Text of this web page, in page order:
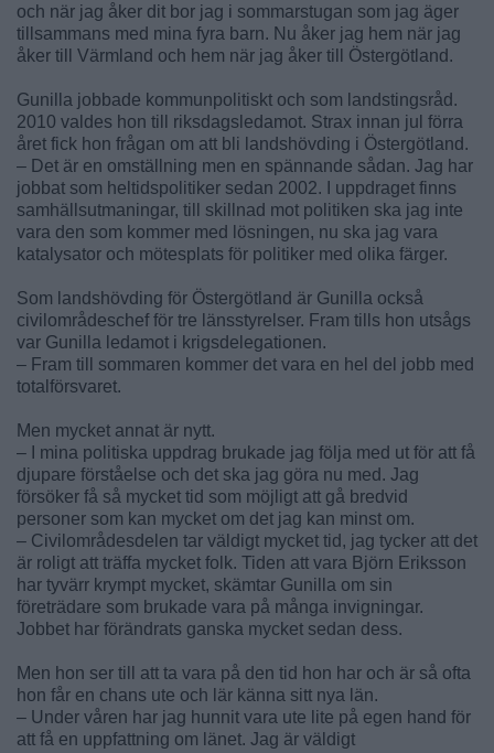
och när jag åker dit bor jag i sommarstugan som jag äger
tillsammans med mina fyra barn. Nu åker jag hem när jag
åker till Värmland och hem när jag åker till Östergötland.
Gunilla jobbade kommunpolitiskt och som landstingsråd.
2010 valdes hon till riksdagsledamot. Strax innan jul förra
året fick hon frågan om att bli landshövding i Östergötland.
– Det är en omställning men en spännande sådan. Jag har
jobbat som heltidspolitiker sedan 2002. I uppdraget finns
samhällsutmaningar, till skillnad mot politiken ska jag inte
vara den som kommer med lösningen, nu ska jag vara
katalysator och mötesplats för politiker med olika färger.
Som landshövding för Östergötland är Gunilla också
civilområdeschef för tre länsstyrelser. Fram tills hon utsågs
var Gunilla ledamot i krigsdelegationen.
– Fram till sommaren kommer det vara en hel del jobb med
totalförsvaret.
Men mycket annat är nytt.
– I mina politiska uppdrag brukade jag följa med ut för att få
djupare förståelse och det ska jag göra nu med. Jag
försöker få så mycket tid som möjligt att gå bredvid
personer som kan mycket om det jag kan minst om.
– Civilområdesdelen tar väldigt mycket tid, jag tycker att det
är roligt att träffa mycket folk. Tiden att vara Björn Eriksson
har tyvärr krympt mycket, skämtar Gunilla om sin
företrädare som brukade vara på många invigningar.
Jobbet har förändrats ganska mycket sedan dess.
Men hon ser till att ta vara på den tid hon har och är så ofta
hon får en chans ute och lär känna sitt nya län.
– Under våren har jag hunnit vara ute lite på egen hand för
att få en uppfattning om länet. Jag är väldigt